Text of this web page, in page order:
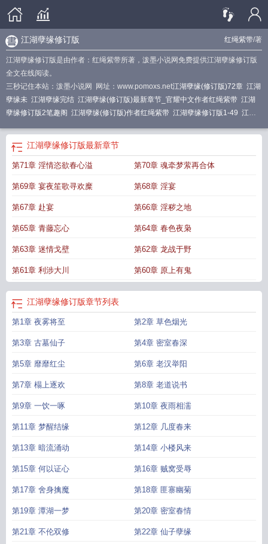
红绳紫带/著
江湖孽缘修订版
江湖孽缘修订版是由作者：红绳紫带所著，泼墨小说网免费提供江湖孽缘修订版
全文在线阅读。
三秒记住本站：泼墨小说网 网址：www.pomoxs.net江湖孽缘(修订版)72章 江湖
孽缘未 江湖孽缘完结 江湖孽缘(修订版)最新章节_官耀中文作者红绳紫带 江湖
孽缘修订版2笔趣阁 江湖孽缘(修订版)作者红绳紫带 江湖孽缘修订版1-49 江湖
缘(修订版)最新章节
江湖孽缘(修订版)笔趣阁
修订
湖孽缘啊 江湖孽缘 改写全集 江湖孽缘(修订版)首页关灯护眼江湖孽缘更新
孽缘第五十四章叫啥江湖孽缘(修订版)_红绳紫带_免费
人江湖孽缘修订版1-49江湖孽缘(修订版)江湖孽缘(修订版)全文阅读
到最新江湖孽缘修订版七十二章在线阅读江湖 孽 缘江湖孽缘(修订版)章节列
表-笔趣听书江湖孽缘(修订版)1 江湖孽缘未改动江湖孽缘(修订版) 红绳紫带
五江湖孽缘(修订版)仙子遇难 江湖孽缘修订版txt江湖孽缘全本免费阅读
缘(修订版)第六十二章 龙战于野红绳紫带江湖孽缘修订版江湖孽缘完结了吗江
湖孽缘 第五十章 江湖孽缘(修订版)章节列表
全集最新列表_红绳江湖孽缘第49章江湖孽缘(修订版)红绳紫带江湖孽缘(修订
版)全文 江湖孽缘(修订版)txt 江湖孽缘(修订版)_第七十一章
版)
江湖孽缘修订版 江湖孽缘(修订版)_第七十一章 淫情恣欲春心溢
之处江湖孽缘55-56 江湖孽缘(修订版)_第七十一章 淫情
2021江湖孽缘(修订版) 红绳紫带/著 江湖孽缘第一 江湖孽缘(修订版)8xj
缘在线修订江湖孽缘修订版1 江湖孽缘(修订版)最新章节_红绳紫带
处江湖孽缘(修订版)最新章节更新 江湖孽缘无弹窗
江湖孽缘修订版最新章节
第71章 淫情恣欲春心溢 第70章 魂牵梦萦再合体
第69章 宴夜笙歌寻欢糜 第68章 淫宴
第67章 赴宴 第66章 淫秽之地
第65章 青藤忘心 第64章 春色夜枭
第63章 迷情戈壁 第62章 龙战于野
第61章 利涉大川 第60章 原上有鬼
江湖孽缘修订版章节列表
第1章 夜雾将至 第2章 草色烟光
第3章 古墓仙子 第4章 密室春深
第5章 靡靡红尘 第6章 老汉举阳
第7章 榻上逐欢 第8章 老道说书
第9章 一饮一啄 第10章 夜雨相濡
第11章 梦醒结缘 第12章 几度春来
第13章 暗流涌动 第14章 小楼风来
第15章 何以证心 第16章 贼窝受辱
第17章 舍身擒魔 第18章 匪寨幽菊
第19章 潭湖一梦 第20章 密室春情
第21章 不伦双修 第22章 仙子孽缘